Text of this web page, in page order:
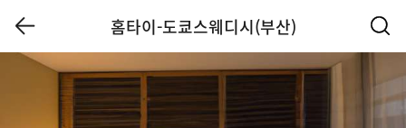
홈타이-도쿄스웨디시(부산)